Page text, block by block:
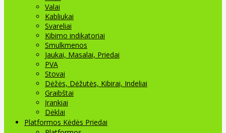
Valai
Kabliukai
Svareliai
Kibimo indikatoriai
Smulkmenos
Jaukai, Masalai, Priedai
PVA
Stovai
Dėžės, Dėžutės, Kibirai, Indeliai
Graibštai
Įrankiai
Dėklai
Platformos Kėdės Priedai